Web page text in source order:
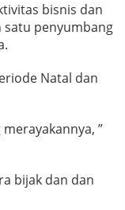
bisnis dan
satu penyumbang
Natal dan
”
bijak dan dan